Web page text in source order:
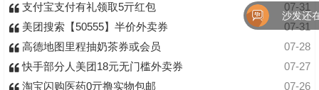
07-31
支付宝支付有礼领取5亓红包
07-31
美团搜索【50555】半价外卖券
07-28
高德地图里程抽奶茶券或会员
07-27
快手部分人美团18元无门槛外卖券
07-26
淘宝闪购医药0亓撸实物包邮
沙发还在